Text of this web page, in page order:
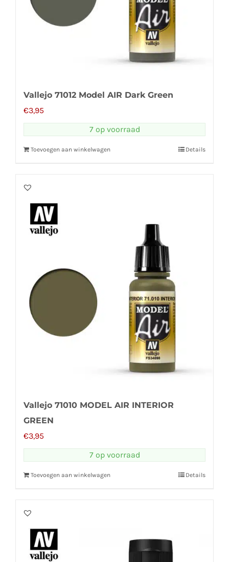
Vallejo 71012 Model AIR Dark Green
€3,95
7 op voorraad
Toevoegen aan winkelwagen Details
Vallejo 71010 MODEL AIR INTERIOR
GREEN
€3,95
7 op voorraad
Toevoegen aan winkelwagen Details